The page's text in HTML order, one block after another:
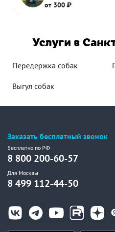
от 300 ₽
Услуги в
Передержка собак
Выгул собак
Заказать бесплатный звонок
Бесплатно по РФ
8 800 200-60-57
Для Москвы
8 499 112-44-50